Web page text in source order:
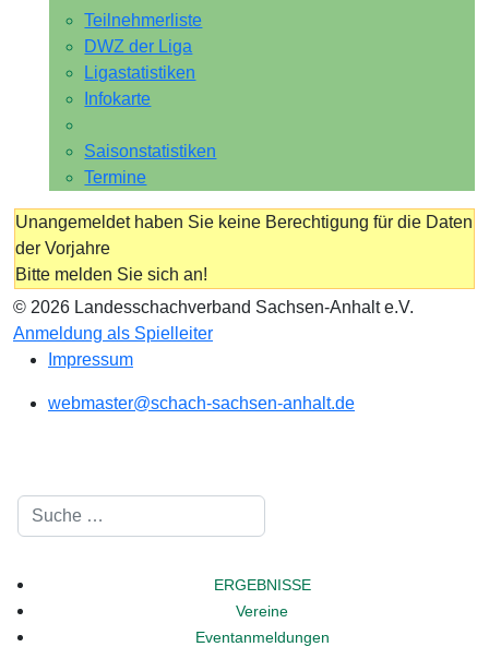
Teilnehmerliste
DWZ der Liga
Ligastatistiken
Infokarte
Saisonstatistiken
Termine
Unangemeldet haben Sie keine Berechtigung für die Daten
der Vorjahre
Bitte melden Sie sich an!
© 2026 Landesschachverband Sachsen-Anhalt e.V.
Anmeldung als Spielleiter
Impressum
webmaster@schach-sachsen-anhalt.de
ERGEBNISSE
Vereine
Eventanmeldungen